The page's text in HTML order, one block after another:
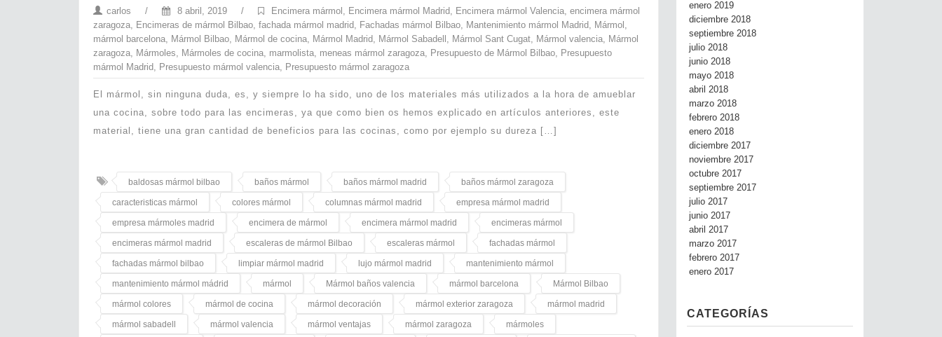
carlos / 8 abril, 2019 / Encimera mármol Encimera mármol Madrid Encimera mármol Valencia encimera mármol
zaragoza Encimeras de mármol Bilbao fachada mármol madrid Fachadas mármol Bilbao Mantenimiento mármol Madrid Mármol
mármol barcelona Mármol Bilbao Mármol de cocina Mármol Madrid Mármol Sabadell Mármol Sant Cugat Mármol valencia Mármol
zaragoza Mármoles Mármoles de cocina marmolista meneas mármol zaragoza Presupuesto de Mármol Bilbao Presupuesto
mármol Madrid Presupuesto mármol valencia Presupuesto mármol zaragoza
El mármol, sin ninguna duda, es, y siempre lo ha sido, uno de los materiales más utilizados a la hora de amueblar
una cocina, sobre todo para las encimeras, ya que como bien os hemos explicado en artículos anteriores, este
material, tiene una gran cantidad de beneficios para las cocinas, como por ejemplo su dureza […]
baldosas mármol bilbao baños mármol baños mármol madrid baños mármol zaragoza
caracteristicas mármol colores mármol columnas mármol madrid empresa mármol madrid
empresa mármoles madrid encimera de mármol encimera mármol madrid encimeras mármol
encimeras mármol madrid escaleras de mármol Bilbao escaleras mármol fachadas mármol
fachadas mármol bilbao limpiar mármol madrid lujo mármol madrid mantenimiento mármol
mantenimiento mármol mádrid mármol Mármol baños valencia mármol barcelona Mármol Bilbao
mármol colores mármol de cocina mármol decoración mármol exterior zaragoza mármol madrid
mármol sabadell mármol valencia mármol ventajas mármol zaragoza mármoles
enero 2019
diciembre 2018
septiembre 2018
julio 2018
junio 2018
mayo 2018
abril 2018
marzo 2018
febrero 2018
enero 2018
diciembre 2017
noviembre 2017
octubre 2017
septiembre 2017
julio 2017
junio 2017
abril 2017
marzo 2017
febrero 2017
enero 2017
CATEGORÍAS